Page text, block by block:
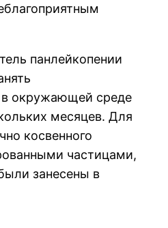
панлейкопении
в окружающей среде
месяцев. Для
косвенного
частицами,
занесены в